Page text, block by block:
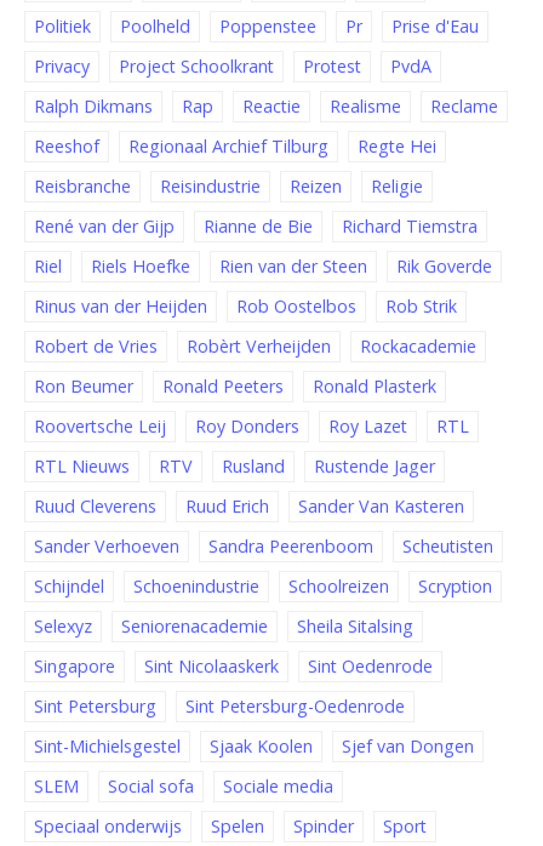
Politiek
Poolheld Poppenstee Pr
Prise d'Eau
Privacy
Project Schoolkrant Protest
PvdA
Ralph Dikmans
Rap Reactie Realisme
Reclame
Reeshof
Regionaal Archief Tilburg
Regte Hei
Reisbranche
Reisindustrie Reizen
Religie
René van der Gijp
Rianne de Bie
Richard Tiemstra
Riel
Riels Hoefke Rien van der Steen
Rik Goverde
Rinus van der Heijden
Rob Oostelbos
Rob Strik
Robert de Vries
Robèrt Verheijden
Rockacademie
Ron Beumer
Ronald Peeters
Ronald Plasterk
Roovertsche Leij
Roy Donders Roy Lazet
RTL
RTL Nieuws
RTV Rusland
Rustende Jager
Ruud Cleverens
Ruud Erich
Sander Van Kasteren
Sander Verhoeven
Sandra Peerenboom
Scheutisten
Schijndel
Schoenindustrie Schoolreizen
Scryption
Selexyz
Seniorenacademie
Sheila Sitalsing
Singapore
Sint Nicolaaskerk
Sint Oedenrode
Sint Petersburg
Sint Petersburg-Oedenrode
Sint-Michielsgestel
Sjaak Koolen
Sjef van Dongen
SLEM
Social sofa
Sociale media
Speciaal onderwijs
Spelen Spinder
Sport